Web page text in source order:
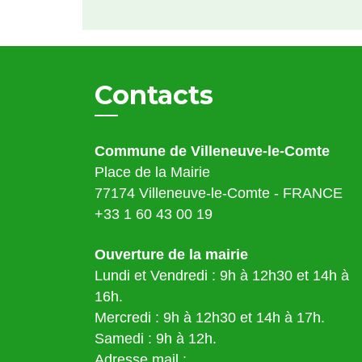
Contacts
Commune de Villeneuve-le-Comte
Place de la Mairie
77174 Villeneuve-le-Comte - FRANCE
+33 1 60 43 00 19
Ouverture de la mairie
Lundi et Vendredi : 9h à 12h30 et 14h à
16h.
Mercredi : 9h à 12h30 et 14h à 17h.
Samedi : 9h à 12h.